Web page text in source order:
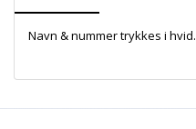
Navn & nummer trykkes i hvid.